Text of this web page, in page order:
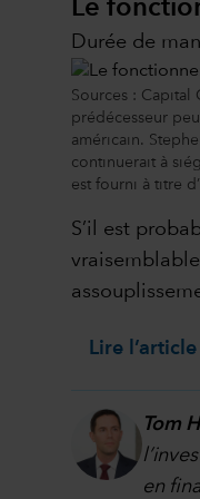
Le
Durée de
Sources : Capital
prédécesseur
américain.
continuerait à
est fourni à titre
S’il est
Lire
Tom
en